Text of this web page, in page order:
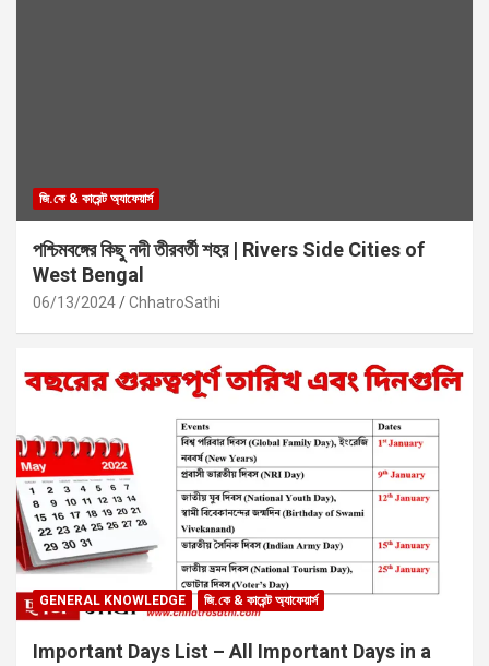
জি.কে & কারেন্ট অ্যাফেয়ার্স
পশ্চিমবঙ্গের কিছু নদী তীরবর্তী শহর | Rivers Side Cities of
West Bengal
06/13/2024 ChhatroSathi
GENERAL KNOWLEDGE জি.কে & কারেন্ট অ্যাফেয়ার্স
Important Days List – All Important Days in a